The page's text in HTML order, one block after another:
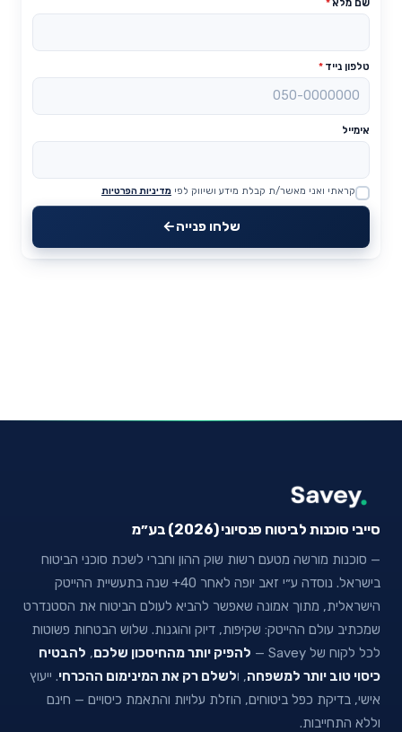
טלפון נייד *
אימייל
Website
קראתי ואני מאשר/ת קבלת מידע ושיווק לפי מדיניות הפרטיות
שלחו פנייה
סייבי סוכנות לביטוח פנסיוני (2026) בע״מ
— סוכנות מורשה מטעם רשות שוק ההון וחברי לשכת סוכני הביטוח
בישראל. נוסדה ע״י זאב יופה לאחר 40+ שנה בתעשיית ההייטק
הישראלית, מתוך אמונה שאפשר להביא לעולם הביטוח את הסטנדרט
שמכתיב עולם ההייטק: שקיפות, דיוק והוגנות. שלוש הבטחות פשוטות
לכל לקוח של Savey —
להפיק יותר מהחיסכון שלכם, להבטיח
כיסוי טוב יותר למשפחה, ולשלם רק את המינימום ההכרחי. ייעוץ
אישי, בדיקת כפל ביטוחים, הוזלת עלויות והתאמת כיסויים — חינם
וללא התחייבות.